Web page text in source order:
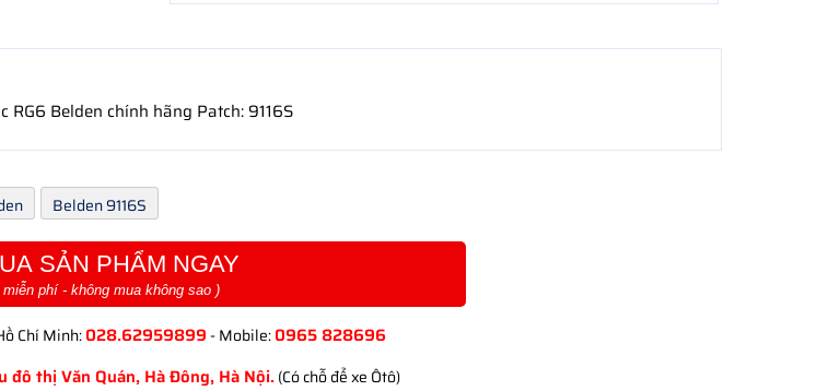
Belden chính hãng Patch: 9116S
Belden 9116S
SẢN PHẨM NGAY
phí - không mua không sao )
Chí Minh:028.62959899 - Mobile:0965 828696
đô thị Văn Quán, Hà Đông, Hà Nội.(Có chỗ để xe Ôtô)